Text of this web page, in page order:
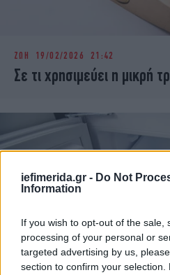
iefimerida.gr - Do Not
Information
If you wish to opt-out of the sale,
processing of your personal or
targeted advertising by us,
section to confirm your
ΖΩΗ 19/02/2026 21:42
Σε τι χρησιμεύει η μικρή